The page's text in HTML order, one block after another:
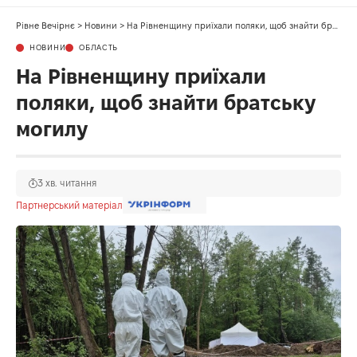
Рівне Вечірнє > Новини > На Рівненщину приїхали поляки, щоб знайти братську могилу
НОВИНИ ОБЛАСТЬ
На Рівненщину приїхали
поляки, щоб знайти братську
могилу
Партнерський матеріал
3 хв. читання